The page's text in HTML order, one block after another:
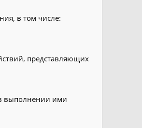
в том числе:
представляющих
выполнении ими